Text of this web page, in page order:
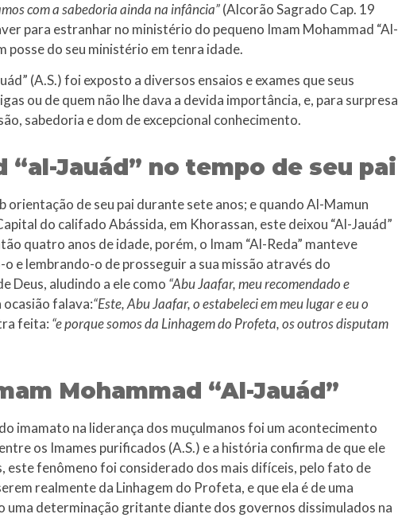
com a sabedoria ainda na infância”(Alcorão Sagrado Cap. 19
para estranhar no ministério do pequeno Imam Mohammad “Al-
posse do seu ministério em tenra idade.
(A.S.) foi exposto a diversos ensaios e exames que seus
ou de quem não lhe dava a devida importância, e, para surpresa
sabedoria e dom de excepcional conhecimento.
“al-Jauád” no tempo de seu pai
orientação de seu pai durante sete anos; e quando Al-Mamun
do califado Abássida, em Khorassan, este deixou “Al-Jauád”
quatro anos de idade, porém, o Imam “Al-Reda” manteve
e lembrando-o de prosseguir a sua missão através do
Deus, aludindo a ele como “Abu Jaafar, meu recomendado e
ocasião falava:“Este, Abu Jaafar, o estabeleci em meu lugar e eu o
feita: “e porque somos da Linhagem do Profeta, os outros disputam
Mohammad “Al-Jauád”
imamato na liderança dos muçulmanos foi um acontecimento
os Imames purificados (A.S.) e a história confirma de que ele
este fenômeno foi considerado dos mais difíceis, pelo fato de
realmente da Linhagem do Profeta, e que ela é de uma
uma determinação gritante diante dos governos dissimulados na